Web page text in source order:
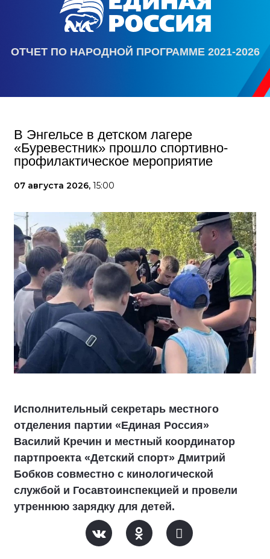
ОТЧЕТ ПО НАРОДНОЙ ПРОГРАММЕ 2021-2026
В Энгельсе в детском лагере
«Буревестник» прошло спортивно-
профилактическое мероприятие
07 августа 2026, 15:00
Исполнительный секретарь местного
отделения партии «Единая Россия»
Василий Кречин и местный координатор
партпроекта «Детский спорт» Дмитрий
Бобков совместно с кинологической
службой и Госавтоинспекцией и провели
утреннюю зарядку для детей.